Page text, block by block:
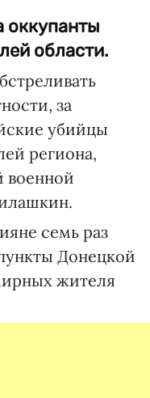
оккупанты
области.
за
убийцы
региона,
военной
семь раз
Донецкой
жителя